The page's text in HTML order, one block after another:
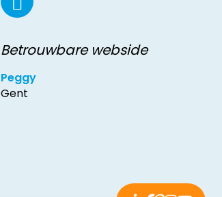
Betrouwbare webside
Peggy
Gent